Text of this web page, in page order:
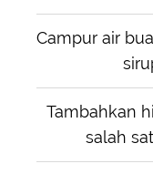
Campur air
Tambahkan
salah